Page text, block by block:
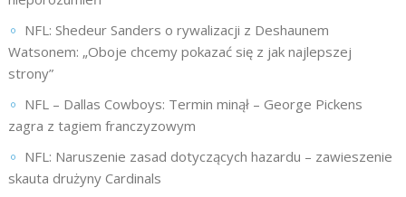
NFL: Shedeur Sanders o rywalizacji z Deshaunem
Watsonem: „Oboje chcemy pokazać się z jak najlepszej
strony”
NFL – Dallas Cowboys: Termin minął – George Pickens
zagra z tagiem franczyzowym
NFL: Naruszenie zasad dotyczących hazardu – zawieszenie
skauta drużyny Cardinals